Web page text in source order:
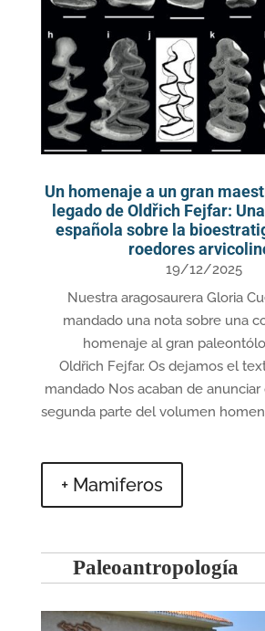
Un homenaje a un gran
legado de Oldřich Fejfar:
española sobre la
roedores
19/12/2025
Nuestra aragosaurera Gloria
mandado una nota sobre una
homenaje al gran
Oldřich Fejfar. Os dejamos el
mandado Nos acaban de
segunda parte del volumen
+ Mamiferos
Paleoantropología